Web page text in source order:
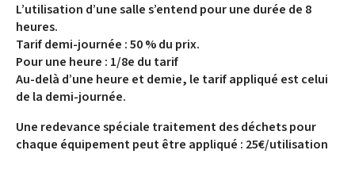
L’utilisation d’une salle s’entend pour une durée de 8
heures.
Tarif demi-journée : 50 % du prix.
Pour une heure : 1/8e du tarif
Au-delà d’une heure et demie, le tarif appliqué est celui
de la demi-journée.
Une redevance spéciale traitement des déchets pour
chaque équipement peut être appliqué : 25€/utilisation